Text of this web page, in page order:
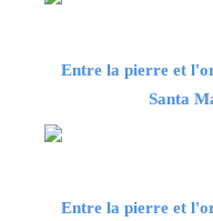
Entre la pierre et
Santa
Entre la pierre et